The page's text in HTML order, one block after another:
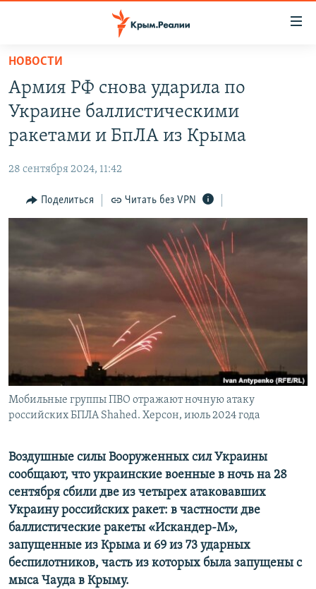
Вернуться
основному
содержанию
Вернутся
главной
навигации
Вернутся
СПЕЦПРОЕКТЫ
11 ЛЕТ ОККУПАЦИИ КРЫМА. 11 ИСТОРИЙ СОПРОТИВЛЕНИЯ
ВОДА
ЕЩЕ
ИНТЕРАКТИВ
СОВЕТЫ ПРАВОЗАЩИТНИКОВ
ПОБЕДИТЕЛЕЙ НЕ СУДЯТ?
КРЫМ.НЕПОКОРЕННЫЙ
ELIFBE
УКРАИНСКАЯ ПРОБЛЕМА КРЫМА
РАДІО СВОБОДА
Українською
ПРИСОЕДИНЯЙТЕСЬ!
НОВОСТИ
Армия РФ снова ударила по
Украине баллистическими
ракетами и БпЛА из Крыма
28 сентября 2024, 11:42
Поделиться Читать без VPN
Мобильные группы ПВО отражают ночную атаку
российских БПЛА Shahed. Херсон, июль 2024 года
Воздушные силы Вооруженных сил Украины
сообщают, что украинские военные в ночь на 28
сентября сбили две из четырех атаковавших
Украину российских ракет: в частности две
баллистические ракеты «Искандер-М»,
запущенные из Крыма и 69 из 73 ударных
беспилотников, часть из которых была запущены с
мыса Чауда в Крыму.